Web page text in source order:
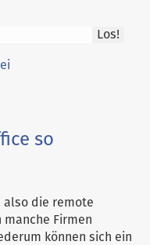
Los!
so
also die remote
Firmen
können sich ein